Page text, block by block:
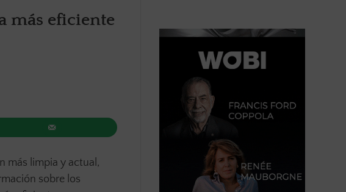
más eficiente
más limpia y actual,
sobre los